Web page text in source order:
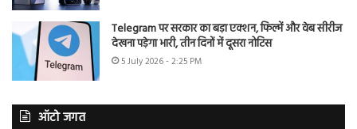
Telegram पर सरकार का बड़ा एक्शन, फिल्में और वेब सीरीज
देखना पड़ेगा भारी, तीन दिनों में दूसरा नोटिस
5 July 2026 - 2:25 PM
ऑटो जगत